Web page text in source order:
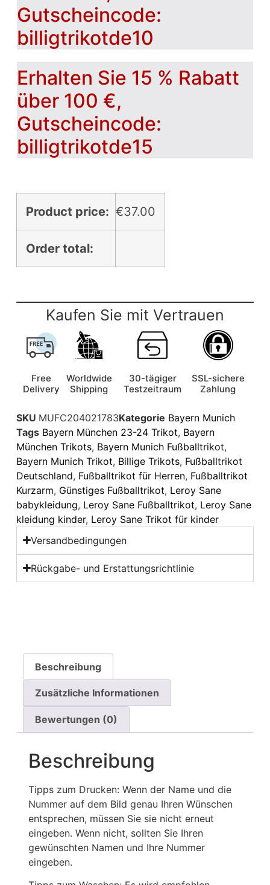
Gutscheincode:
billigtrikotde10
Erhalten Sie 15 % Rabatt
über 100 €,
Gutscheincode:
billigtrikotde15
Product price: €37.00
Order total:
Kaufen Sie mit Vertrauen
Free
Delivery
Worldwide
Shipping
30-tägiger
Testzeitraum
SSL-sichere
Zahlung
SKU MUFC204021783Kategorie Bayern Munich
Tags Bayern München 23-24 Trikot, Bayern
München Trikots, Bayern Munich Fußballtrikot,
Bayern Munich Trikot, Billige Trikots, Fußballtrikot
Deutschland, Fußballtrikot für Herren, Fußballtrikot
Kurzarm, Günstiges Fußballtrikot, Leroy Sane
babykleidung, Leroy Sane Fußballtrikot, Leroy Sane
kleidung kinder, Leroy Sane Trikot für kinder
Versandbedingungen
Rückgabe- und Erstattungsrichtlinie
Beschreibung
Zusätzliche Informationen
Bewertungen (0)
Beschreibung
Tipps zum Drucken: Wenn der Name und die
Nummer auf dem Bild genau Ihren Wünschen
entsprechen, müssen Sie sie nicht erneut
eingeben. Wenn nicht, sollten Sie Ihren
gewünschten Namen und Ihre Nummer
eingeben.